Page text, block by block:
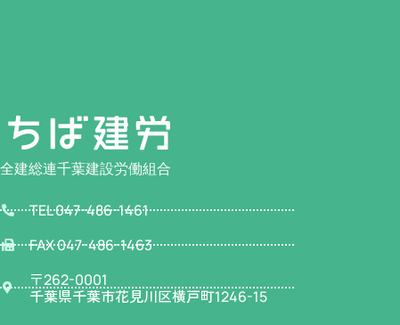
全建総連千葉建設労働組合
TEL 047-486-1461
FAX 047-486-1463
〒262-0001
千葉県千葉市花見川区横戸町1246-15